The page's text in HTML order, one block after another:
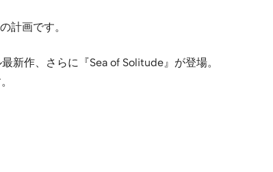
計画です。
新作、さらに『Sea of Solitude』が登場。